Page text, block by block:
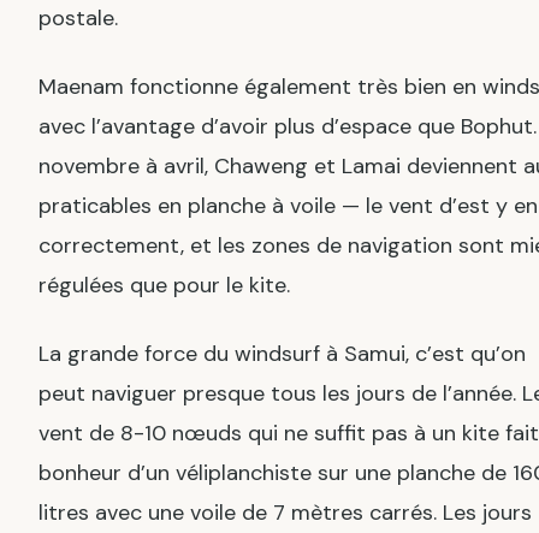
postale.
Maenam fonctionne également très bien en
avec l’avantage d’avoir plus d’espace que
novembre à avril, Chaweng et Lamai deviennent
praticables en planche à voile — le vent d’est y
correctement, et les zones de navigation sont
régulées que pour le kite.
La grande force du windsurf à Samui, c’est qu’on
peut naviguer presque tous les jours de l’année.
vent de 8-10 nœuds qui ne suffit pas à un kite
bonheur d’un véliplanchiste sur une planche de
litres avec une voile de 7 mètres carrés. Les jours